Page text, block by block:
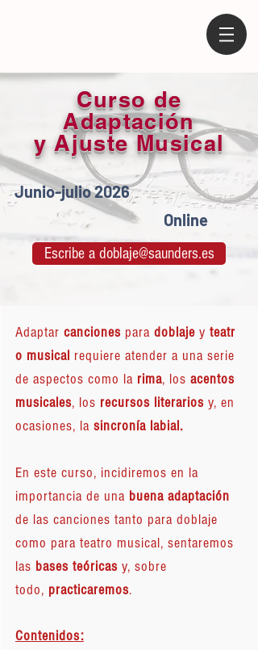
Adaptar canciones para doblaje y teatr
o musical requiere atender a una serie
de aspectos como la rima, los acentos
musicales, los recursos literarios y, en
ocasiones, la sincronía labial.
En este curso, incidiremos en la
importancia de una buena adaptación
de las canciones tanto para doblaje
como para teatro musical, sentaremos
las bases teóricas y, sobre
todo, practicaremos.
Contenidos:
Curso de
Adaptación
y Ajuste Musical
Junio-julio 2026
Online
Escribe a doblaje@saunders.es